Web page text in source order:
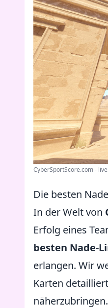
CyberSportScore.com -
Die besten
In der Welt von
Erfolg eines
besten Nade-
erlangen. Wir
Karten